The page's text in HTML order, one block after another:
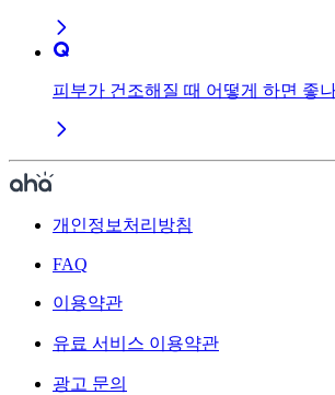
피부가 건조해질 때 어떻게 하면 좋
개인정보처리방침
FAQ
이용약관
유료 서비스 이용약관
광고 문의